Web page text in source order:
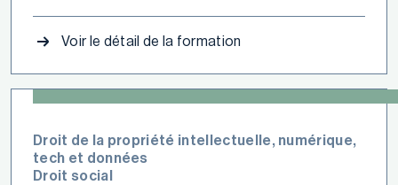
Voir le détail de la formation
Droit de la propriété intellectuelle, numérique,
tech et données
Droit social